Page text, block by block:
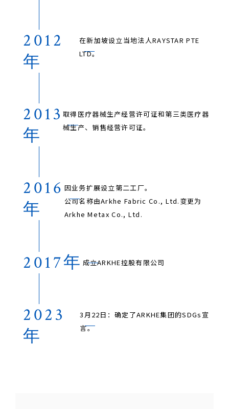
2012
年
在新加坡设立当地法人RAYSTAR PTE
LTD。
2013
年
取得医疗器械生产经营许可证和第三类医疗器
械生产、销售经营许可证。
2016
年
因业务扩展设立第二工厂。
公司名称由Arkhe Fabric Co., Ltd.变更为
Arkhe Metax Co., Ltd.
2017年 成立ARKHE控股有限公司
2023
年
3月22日：确定了ARKHE集团的SDGs宣
言。